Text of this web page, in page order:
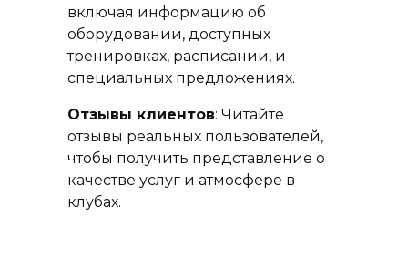
включая информацию об
оборудовании, доступных
тренировках, расписании, и
специальных предложениях.
Отзывы клиентов: Читайте
отзывы реальных пользователей,
чтобы получить представление о
качестве услуг и атмосфере в
клубах.